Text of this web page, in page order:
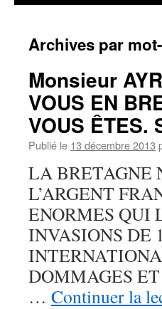
Archives par
Monsieur
VOUS EN
VOUS ÊTES.
Publié le 13 décembre 2013
LA BRETAGNE
L’ARGENT
ENORMES QUI
INVASIONS DE
DOMMAGES
… Continuer la